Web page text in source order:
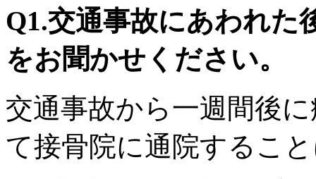
Q1.交通事故にあわれた
をお聞かせください。
交通事故から一週間後
て接骨院に通院するこ